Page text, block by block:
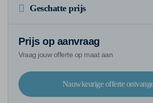
Geschatte prijs
Prijs op aanvraag
Vraag jouw offerte op maat aan
Nauwkeurige offerte